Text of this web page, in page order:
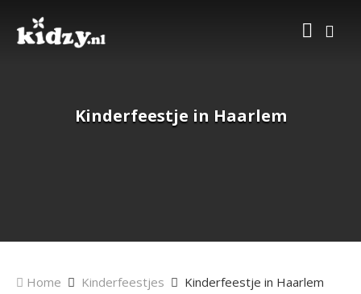
Kinderfeestje in Haarlem
Home Kinderfeestjes Kinderfeestje in Haarlem